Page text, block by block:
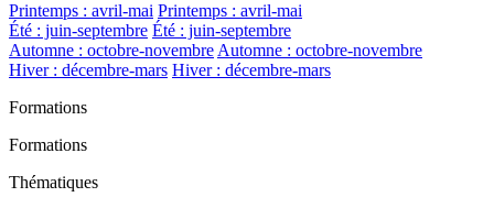
Printemps : avril-mai Printemps : avril-mai
Été : juin-septembre Été : juin-septembre
Automne : octobre-novembreAutomne : octobre-novembre
Hiver : décembre-mars Hiver : décembre-mars
Formations
Formations
Thématiques